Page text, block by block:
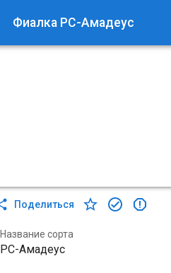
Фиалка РС-Амадеус
Поделиться
Название сорта
РС-Амадеус